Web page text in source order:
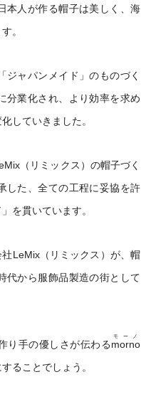
本人が作る帽子は美しく、海
。
ジャパンメイド」のものづく
分業化され、より効率を求め
していきました。
（リミックス）の帽子づく
した、全ての工程に妥協を許
を貫いています。
LeMix（リミックス）が、帽
代から服飾品製造の街として
り手の優しさが伝わるmorno
モーノ
ることでしょう。